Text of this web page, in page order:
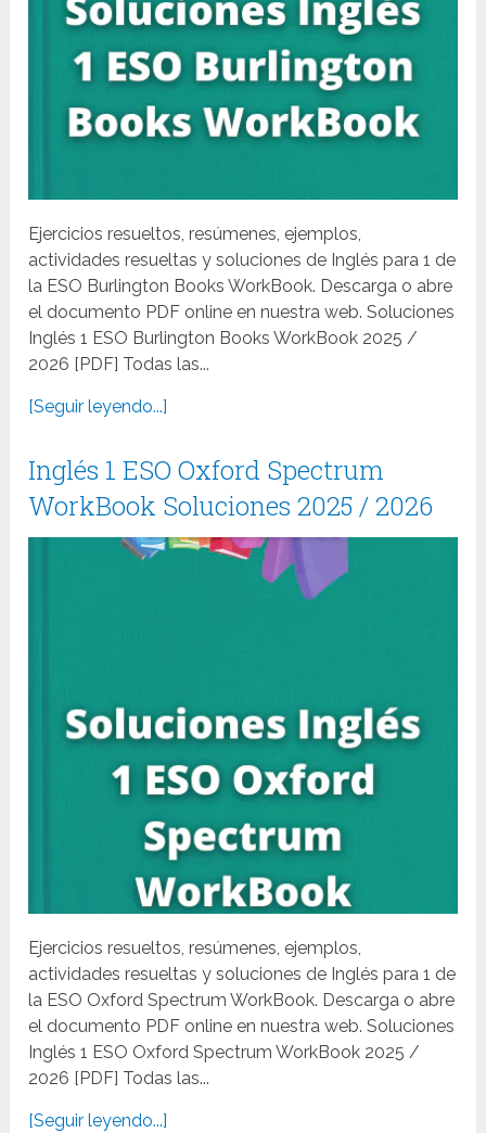
Ejercicios resueltos, resúmenes, ejemplos,
actividades resueltas y soluciones de Inglés para 1 de
la ESO Burlington Books WorkBook. Descarga o abre
el documento PDF online en nuestra web. Soluciones
Inglés 1 ESO Burlington Books WorkBook 2025 /
2026 [PDF] Todas las...
[Seguir leyendo...]
Inglés 1 ESO Oxford Spectrum
WorkBook Soluciones 2025 / 2026
Ejercicios resueltos, resúmenes, ejemplos,
actividades resueltas y soluciones de Inglés para 1 de
la ESO Oxford Spectrum WorkBook. Descarga o abre
el documento PDF online en nuestra web. Soluciones
Inglés 1 ESO Oxford Spectrum WorkBook 2025 /
2026 [PDF] Todas las...
[Seguir leyendo...]